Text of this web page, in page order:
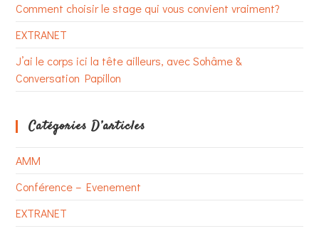
Comment choisir le stage qui vous convient vraiment?
EXTRANET
J’ai le corps ici la tête ailleurs, avec Sohâme &
Conversation Papillon
Catégories D’articles
AMM
Conférence – Evenement
EXTRANET